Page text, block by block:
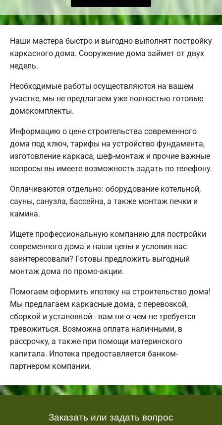
Наши мастера быстро и выгодно выполнят постройку
каркасного дома. Сооружение дома займет от двух
недель.
Необходимые работы осуществляются на вашем
участке, мы не предлагаем уже полностью готовые
домокомплекты.
Информацию о цене строительства современного
дома под ключ, тарифы на устройство фундамента,
изготовление каркаса, шеф-монтаж и прочие важные
вопросы вы имеете возможность задать по телефону.
Оплачиваются отдельно: оборудование котельной,
сауны, санузла, бассейна, а также монтаж печки и
камина.
Ищете профессиональную компанию для постройки
современного дома и наши цены и условия вас
заинтересовали? Готовы предложить выгодный
монтаж дома по промо-акции.
Помогаем оформить ипотеку на строительство дома!
Мы предлагаем каркасные дома, с перевозкой,
сборкой и установкой - вам ни о чем не требуется
тревожиться. Возможна оплата наличными, в
рассрочку, а также при помощи материнского
капитала. Ипотека предоставляется банком-
партнером компании.
Заказать или задать вопрос